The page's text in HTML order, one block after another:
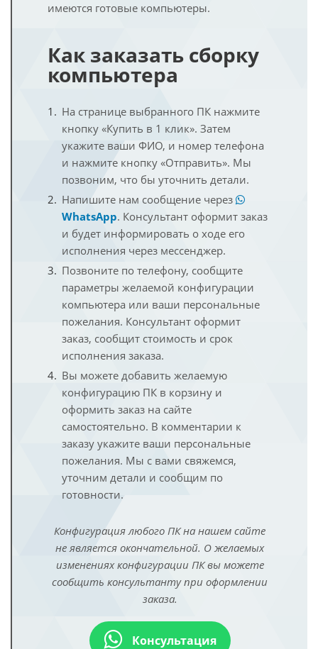
имеются готовые компьютеры.
Как заказать сборку
компьютера
На странице выбранного ПК нажмите
кнопку «Купить в 1 клик». Затем
укажите ваши ФИО, и номер телефона
и нажмите кнопку «Отправить». Мы
позвоним, что бы уточнить детали.
Напишите нам сообщение через
WhatsApp. Консультант оформит заказ
и будет информировать о ходе его
исполнения через мессенджер.
Позвоните по телефону, сообщите
параметры желаемой конфигурации
компьютера или ваши персональные
пожелания. Консультант оформит
заказ, сообщит стоимость и срок
исполнения заказа.
Вы можете добавить желаемую
конфигурацию ПК в корзину и
оформить заказ на сайте
самостоятельно. В комментарии к
заказу укажите ваши персональные
пожелания. Мы с вами свяжемся,
уточним детали и сообщим по
готовности.
Конфигурация любого ПК на нашем сайте
не является окончательной. О желаемых
изменениях конфигурации ПК вы можете
сообщить консультанту при оформлении
заказа.
Консультация